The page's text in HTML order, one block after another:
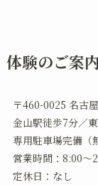
体験のご案
〒460-0025 名古
金山駅徒歩7分／
専用駐車場完備（
営業時間：8:00〜
定休日：なし